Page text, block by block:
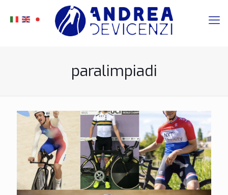
paralimpiadi